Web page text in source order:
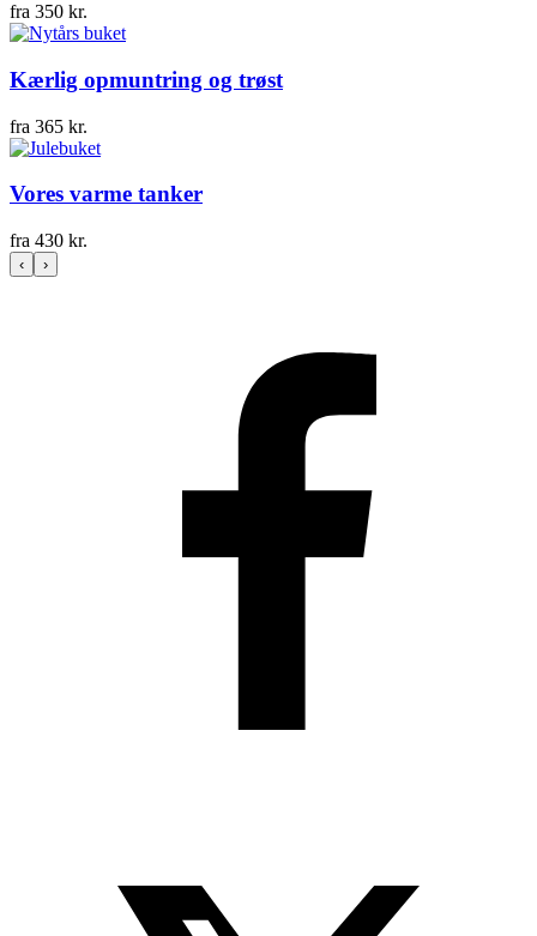
fra 350 kr.
Kærlig opmuntring og trøst
fra 365 kr.
Vores varme tanker
fra 430 kr.
‹ ›